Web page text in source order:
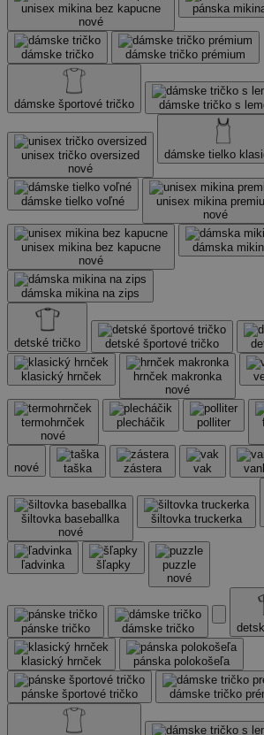
unisex mikina bez kapucne
nové
pánska
dámske tričko dámske tričko prémium
dámske športové tričko dámske tričko s
unisex tričko oversized
nové
dámske tielko
dámske tielko voľné
unisex mikina
nové
unisex mikina bez kapucne
nové
dámska
dámska mikina na zips
detské tričko detské športové tričko
klasický hrnček
hrnček makronka
nové
termohrnček
nové
plecháčik polliter
nové taška zástera vak
šiltovka baseballka
nové
šiltovka truckerka
ľadvinka šľapky
puzzle
nové
pánske tričko dámske tričko
klasický hrnček pánska polokošeľa
pánske športové tričko dámske tričko